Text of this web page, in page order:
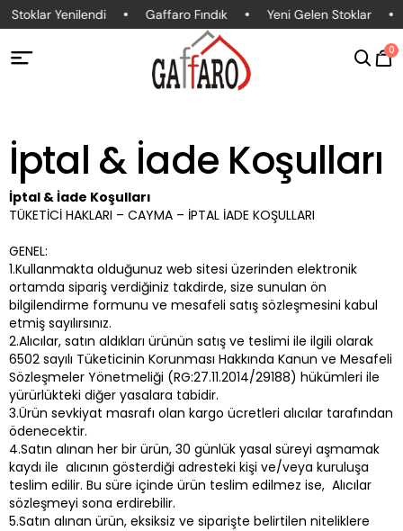
Yenilendi Gaffaro Fındık Yeni Gelen Stoklar
0
İptal & İade Koşulları
İptal & İade Koşulları
TÜKETİCİ HAKLARI – CAYMA – İPTAL İADE KOŞULLARI
GENEL:
1.Kullanmakta olduğunuz web sitesi üzerinden elektronik
ortamda sipariş verdiğiniz takdirde, size sunulan ön
bilgilendirme formunu ve mesafeli satış sözleşmesini kabul
etmiş sayılırsınız.
2.Alıcılar, satın aldıkları ürünün satış ve teslimi ile ilgili olarak
6502 sayılı Tüketicinin Korunması Hakkında Kanun ve Mesafeli
Sözleşmeler Yönetmeliği (RG:27.11.2014/29188) hükümleri ile
yürürlükteki diğer yasalara tabidir.
3.Ürün sevkiyat masrafı olan kargo ücretleri alıcılar tarafından
ödenecektir.
4.Satın alınan her bir ürün, 30 günlük yasal süreyi aşmamak
kaydı ile alıcının gösterdiği adresteki kişi ve/veya kuruluşa
teslim edilir. Bu süre içinde ürün teslim edilmez ise, Alıcılar
sözleşmeyi sona erdirebilir.
5.Satın alınan ürün, eksiksiz ve siparişte belirtilen niteliklere